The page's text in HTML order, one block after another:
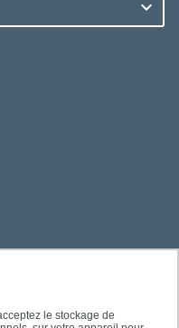
le stockage de